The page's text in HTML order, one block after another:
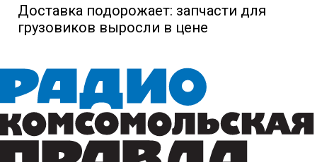
Доставка подорожает: запчасти для
грузовиков выросли в цене